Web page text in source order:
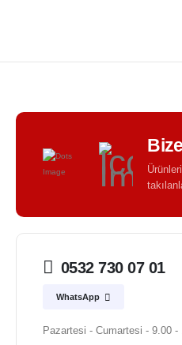
0532 730 07 01
WhatsApp
Pazartesi - Cumartesi - 9.00 -